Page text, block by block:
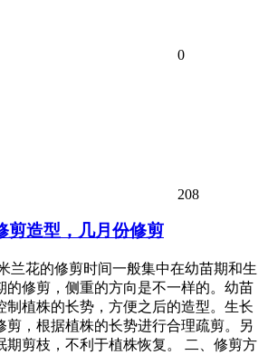
0
208
剪造型，几月份修剪
兰花的修剪时间一般集中在幼苗期和生
的修剪，侧重的方向是不一样的。幼苗
制植株的长势，方便之后的造型。生长
剪，根据植株的长势进行合理疏剪。另
期剪枝，不利于植株恢复。 二、修剪方